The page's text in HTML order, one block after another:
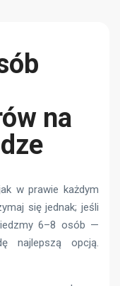
na
w prawie każdym
się jednak; jeśli
6–8 osób —
najlepszą opcją.